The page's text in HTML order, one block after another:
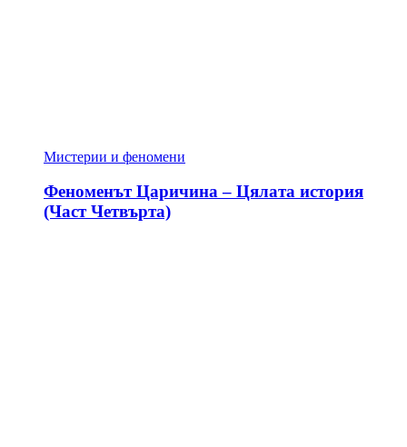
Мистерии и феномени
Феноменът Царичина – Цялата история
(Част Четвърта)